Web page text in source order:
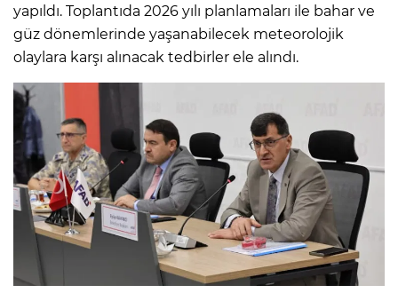
yapıldı. Toplantıda 2026 yılı planlamaları ile bahar ve
güz dönemlerinde yaşanabilecek meteorolojik
olaylara karşı alınacak tedbirler ele alındı.